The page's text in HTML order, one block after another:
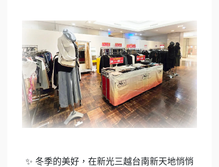
✨ 冬季的美好，在新光三越台南新天地悄悄